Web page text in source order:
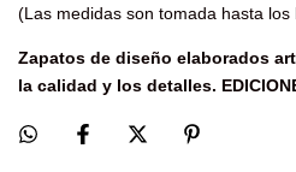
(Las medidas son tomada hasta los
Zapatos de diseño elaborados
la calidad y los detalles.